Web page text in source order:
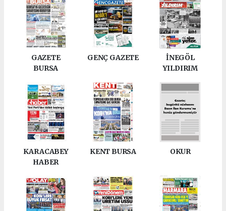
GAZETE
BURSA
GENÇ GAZETE
İNEGÖL
YILDIRIM
KARACABEY
HABER
KENT BURSA OKUR